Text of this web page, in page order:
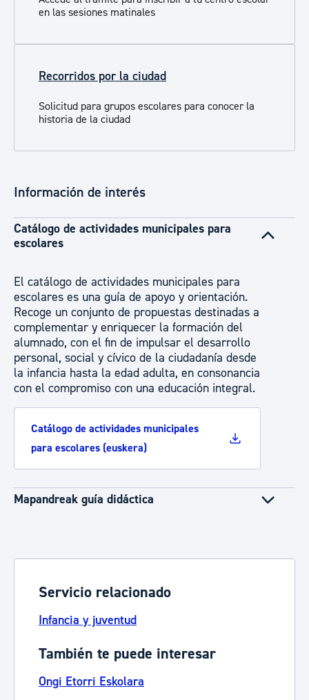
en las sesiones matinales
Recorridos por la ciudad
Solicitud para grupos escolares para conocer la
historia de la ciudad
Información de interés
Catálogo de actividades municipales para
escolares
El catálogo de actividades municipales para
escolares es una guía de apoyo y orientación.
Recoge un conjunto de propuestas destinadas a
complementar y enriquecer la formación del
alumnado, con el fin de impulsar el desarrollo
personal, social y cívico de la ciudadanía desde
la infancia hasta la edad adulta, en consonancia
con el compromiso con una educación integral.
Catálogo de actividades municipales
para escolares (euskera)
Mapandreak guía didáctica
Servicio relacionado
Infancia y juventud
También te puede interesar
Ongi Etorri Eskolara